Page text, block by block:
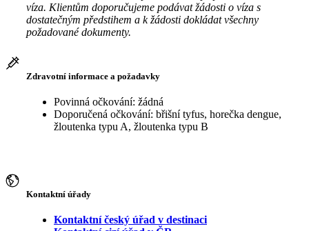
víza. Klientům doporučujeme podávat žádosti o víza s
dostatečným předstihem a k žádosti dokládat všechny
požadované dokumenty.
Zdravotní informace a požadavky
Povinná očkování: žádná
Doporučená očkování: břišní tyfus, horečka dengue,
žloutenka typu A, žloutenka typu B
Kontaktní úřady
Kontaktní český úřad v destinaci